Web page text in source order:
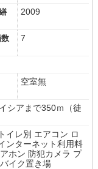
2009
7
空室無
シアまで350ｍ（徒
イレ別 エアコン ロ
ンターネット利用料
ホン 防犯カメラ プ
バイク置き場